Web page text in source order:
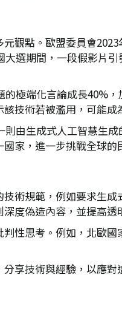
觀點。歐盟委員會
選期間，一段假影片
極端化言論成長40%
技術若被濫用，可能成
由生成式人工智慧生
家，進一步挑戰全球的
術規範，例如要求生
度偽造內容，並提高透
性思考。例如，北歐國
享技術與經驗，以應